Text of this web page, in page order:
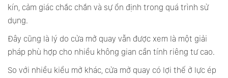
kín, cảm giác chắc chắn và sự ổn định trong quá trình sử
dụng.
Đây cũng là lý do cửa mở quay vẫn được xem là một giải
pháp phù hợp cho nhiều không gian cần tính riêng tư cao.
So với nhiều kiểu mở khác, cửa mở quay có lợi thế ở lực ép